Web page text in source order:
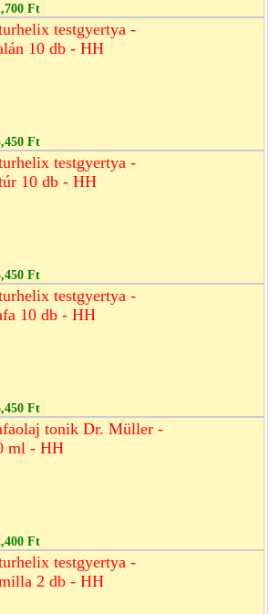
Ft
testgyertya -
10 db - HH
Ft
testgyertya -
10 db - HH
Ft
testgyertya -
10 db - HH
Ft
tonik Dr. Müller -
ml - HH
Ft
testgyertya -
2 db - HH